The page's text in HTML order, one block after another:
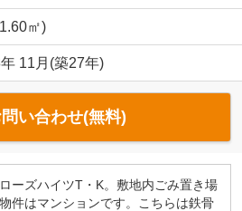
㎡)
11月(築27年)
い合わせ(無料)
ーズハイツT・K。敷地内ごみ置き場
件はマンションです。こちらは鉄骨